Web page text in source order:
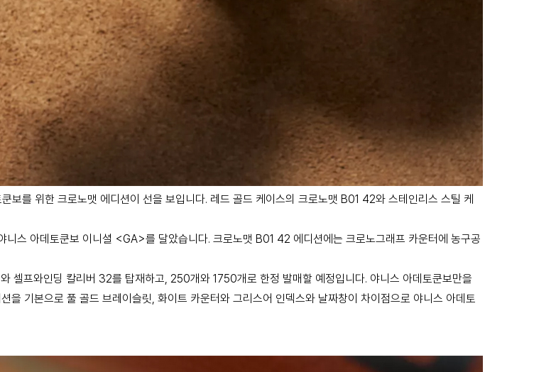
를 위한 크로노맷 에디션이 선을 보입니다. 레드 골드 케이스의 크로노맷 B01 42와 스테인리스 스틸 케
스 아데토쿤보 이니셜 <GA>를 달았습니다. 크로노맷 B01 42 에디션에는 크로노그래프 카운터에 농구공
셀프와인딩 칼리버 32를 탑재하고, 250개와 1750개로 한정 발매할 예정입니다. 야니스 아데토쿤보만을
기본으로 풀 골드 브레이슬릿, 화이트 카운터와 그리스어 인덱스와 날짜창이 차이점으로 야니스 아데토